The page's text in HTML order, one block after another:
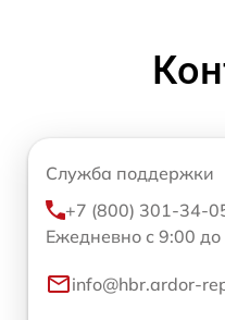
Служба поддержки
+7 (800) 301-34-
Ежедневно с 9:00
info@hbr.ardor-